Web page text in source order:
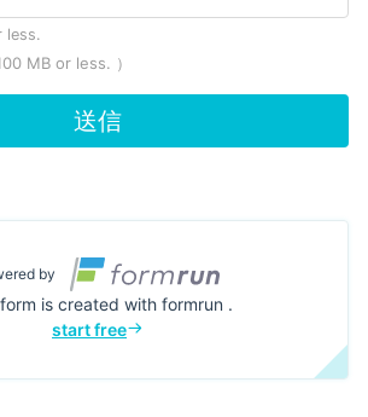
less.
MB or less. ）
送信
by
is created with formrun .
start free